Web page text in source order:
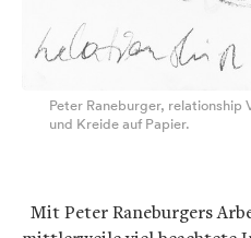
Peter Raneburger, relationship
und Kreide auf Papier.
Mit Peter Raneburgers